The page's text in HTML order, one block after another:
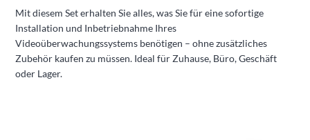
Mit diesem Set erhalten Sie alles, was Sie für eine sofortige
Installation und Inbetriebnahme Ihres
Videoüberwachungssystems benötigen – ohne zusätzliches
Zubehör kaufen zu müssen. Ideal für Zuhause, Büro, Geschäft
oder Lager.